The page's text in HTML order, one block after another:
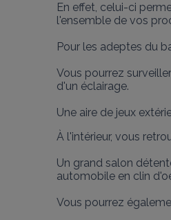
En effet, celui-ci
l'ensemble de vos
Pour les adeptes du
Vous pourrez
d'un éclairage.
Une aire de jeux
À l'intérieur, vous
Un grand salon
automobile en clin
Vous pourrez